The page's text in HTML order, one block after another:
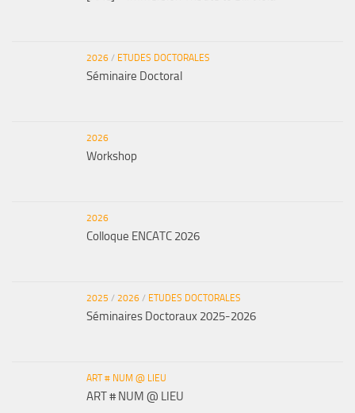
2026 / ETUDES DOCTORALES
Séminaire Doctoral
2026
Workshop
2026
Colloque ENCATC 2026
2025 / 2026 / ETUDES DOCTORALES
Séminaires Doctoraux 2025-2026
ART # NUM @ LIEU
ART # NUM @ LIEU